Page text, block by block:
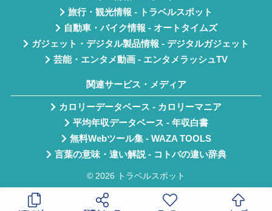
旅行・観光情報 - トラベルスポット
自動車・バイク情報 - オートタイムズ
ガジェット・デジタル製品情報 - デジタルガジェット
芸能・エンタメ動画 - エンタメラッシュTV
関連サービス・メディア
カロリーデータベース - カロリーマニア
平均年収データベース - 年収白書
無料Webツール集 - WAZA TOOLS
言葉の意味・違い解説 - コトバの違い辞典
© 2026 トラベルスポット